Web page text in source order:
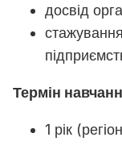
досвід
Термін
1 рік